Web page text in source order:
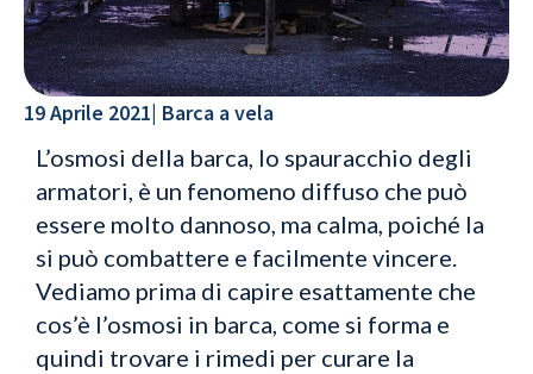
19 Aprile 2021| Barca a vela
L’osmosi della barca, lo spauracchio degli
armatori, è un fenomeno diffuso che può
essere molto dannoso, ma calma, poiché la
si può combattere e facilmente vincere.
Vediamo prima di capire esattamente che
cos’è l’osmosi in barca, come si forma e
quindi trovare i rimedi per curare la